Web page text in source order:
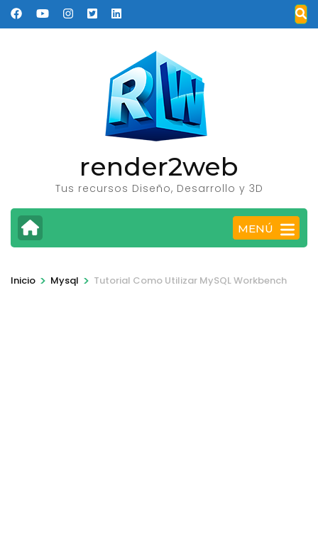
Saltar
al
render2web
Tus recursos Diseño, Desarrollo y 3D
MENÚ
Inicio > Mysql > Tutorial Como Utilizar MySQL Workbench